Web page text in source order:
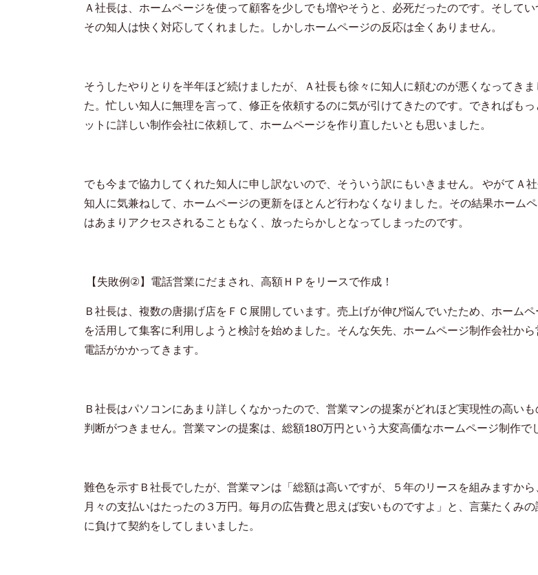
Ａ社長は、ホームページを使って顧客を少しでも増やそうと、必死だったのです。そしてい
その知人は快く対応してくれました。しかしホームページの反応は全くありません。
そうしたやりとりを半年ほど続けましたが、Ａ社長も徐々に知人に頼むのが悪くなってきま
た。忙しい知人に無理を言って、修正を依頼するのに気が引けてきたのです。できればもっ
ットに詳しい制作会社に依頼して、ホームページを作り直したいとも思いました。
でも今まで協力してくれた知人に申し訳ないので、そういう訳にもいきません。 やがてＡ
知人に気兼ねして、ホームページの更新をほとんど行わなくなりまし た。その結果ホーム
はあまりアクセスされることもなく、放ったらかしとなってしまったのです。
【失敗例②】電話営業にだまされ、高額ＨＰをリースで作成！
Ｂ社長は、複数の唐揚げ店をＦＣ展開しています。売上げが伸び悩んでいたため、ホームペ
を活用して集客に利用しようと検討を始めました。そんな矢先、ホームページ制作会社から
電話がかかってきます。
Ｂ社長はパソコンにあまり詳しくなかったので、営業マンの提案がどれほど実現性の高いも
判断がつきません。営業マンの提案は、総額180万円という大変高価なホームページ制作で
難色を示すＢ社長でしたが、営業マンは「総額は高いですが、５年のリースを組みますから
月々の支払いはたったの３万円。毎月の広告費と思えば安いものですよ」と、言葉たくみの
に負けて契約をしてしまいました。